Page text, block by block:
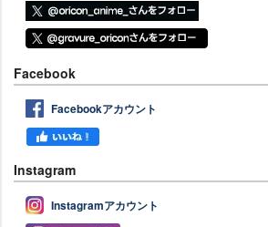
Facebook
Facebookアカウント
Instagram
Instagramアカウント